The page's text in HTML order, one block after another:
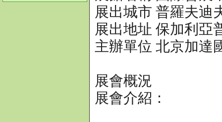
展出城市 普羅夫迪
展出地址 保加利亞
主辦單位 北京加達
展會概況
展會介紹：